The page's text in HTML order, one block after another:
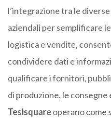
l’integrazione tra le
aziendali per semplificare
logistica e vendite,
condividere dati e
qualificare i fornitori,
di produzione, le
Tesisquareoperano come